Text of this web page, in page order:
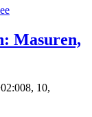
Masuren,
8, 10,